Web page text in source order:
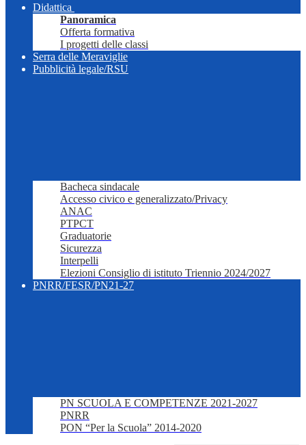
Didattica
Panoramica
Offerta formativa
I progetti delle classi
Serra delle Meraviglie
Pubblicità legale/RSU
Bacheca sindacale
Accesso civico e generalizzato/Privacy
ANAC
PTPCT
Graduatorie
Sicurezza
Interpelli
Elezioni Consiglio di istituto Triennio 2024/2027
PNRR/FESR/PN21-27
PN SCUOLA E COMPETENZE 2021-2027
PNRR
PON “Per la Scuola” 2014-2020